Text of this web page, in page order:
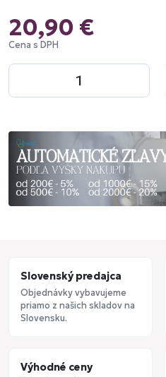
20,90 €
Cena s DPH
Slovenský predajca
Objednávky vybavujeme
priamo z našich skladov na
Slovensku.
Výhodné ceny